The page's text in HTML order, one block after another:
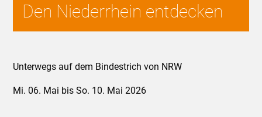
Den Niederrhein entdecken
Unterwegs auf dem Bindestrich von NRW
Mi. 06. Mai bis So. 10. Mai 2026